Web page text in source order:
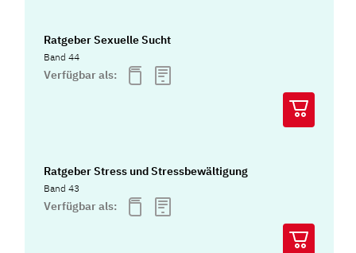
Ratgeber Sexuelle Sucht
Band 44
Verfügbar als:
Ratgeber Stress und Stressbewältigung
Band 43
Verfügbar als: